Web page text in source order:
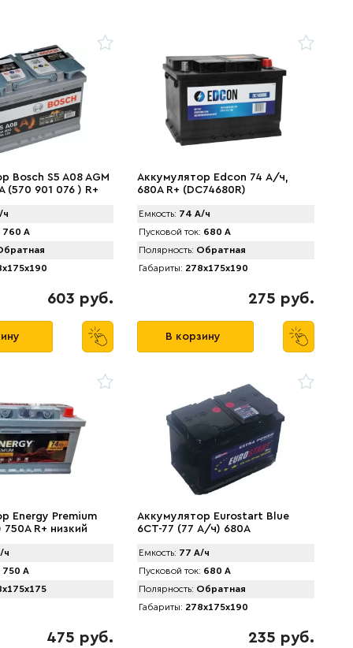
Bosch S5 A08 AGM
(570 901 076 ) R+
760 А
603 руб.
Аккумулятор Edcon 74 А/ч,
680A R+ (DC74680R)
Емкость: 74 А/ч
Пусковой ток: 680 А
Полярность: Обратная
Габариты: 278x175x190
275 руб.
В корзину
Energy Premium
R+ низкий
ч
750 А
475 руб.
Аккумулятор Eurostart Blue
6CT-77 (77 А/ч) 680А
Емкость: 77 А/ч
Пусковой ток: 680 А
Полярность: Обратная
Габариты: 278x175x190
235 руб.